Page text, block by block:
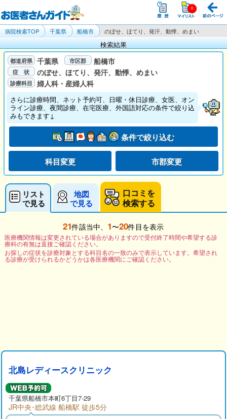
病院検索TOP 千葉県 船橋市 のぼせ、ほてり、発汗、動悸、めまい
検索結果
千葉県
船橋市
のぼせ、ほてり、発汗、動悸、めまい
婦人科・産婦人科
さらに診療時間、ネット予約可、日曜・休日診療、女医、オン
ライン診療、夜間診療、在宅医療、外国語対応の条件で絞り込
みもできます↓
条件で絞り込む
科目変更 市郡変更
リスト
で見る
地図
で見る
口コミを
検索する
21件該当中、 1〜20件目を表示
医療機関情報は変更されている場合がありますので受付終了時間や希望する診
療科の有無は直接ご確認ください。
お探しの症状を診療対象とする科目名の一致のみで表示しています。希望され
る診療が受けられるかどうかは各医療機関にご確認ください。
北島レディースクリニック
千葉県船橋市本町6丁目7-29
JR中央･総武線 船橋駅 徒歩5分